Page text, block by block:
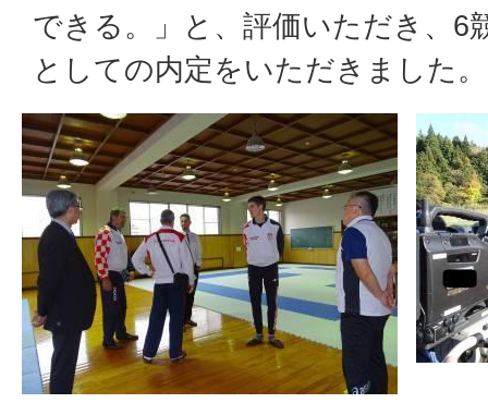
できる。」と、評価いただき、6
としての内定をいただきました。